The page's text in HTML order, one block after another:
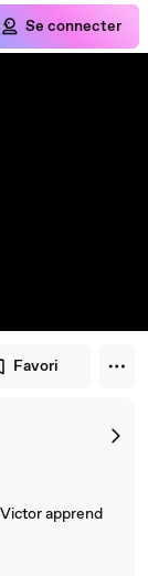
Se connecter
Favori
apprend